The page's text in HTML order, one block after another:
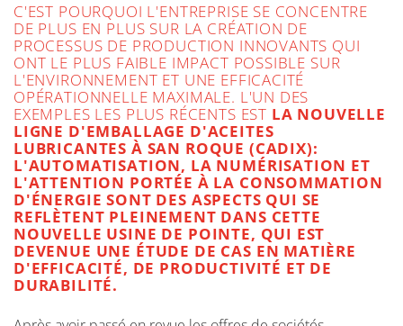
C'EST POURQUOI L'ENTREPRISE SE CONCENTRE
DE PLUS EN PLUS SUR LA CRÉATION DE
PROCESSUS DE PRODUCTION INNOVANTS QUI
ONT LE PLUS FAIBLE IMPACT POSSIBLE SUR
L'ENVIRONNEMENT ET UNE EFFICACITÉ
OPÉRATIONNELLE MAXIMALE. L'UN DES
EXEMPLES LES PLUS RÉCENTS EST LA NOUVELLE
LIGNE D'EMBALLAGE D'ACEITES
LUBRICANTES À SAN ROQUE (CADIX):
L'AUTOMATISATION, LA NUMÉRISATION ET
L'ATTENTION PORTÉE À LA CONSOMMATION
D'ÉNERGIE SONT DES ASPECTS QUI SE
REFLÈTENT PLEINEMENT DANS CETTE
NOUVELLE USINE DE POINTE, QUI EST
DEVENUE UNE ÉTUDE DE CAS EN MATIÈRE
D'EFFICACITÉ, DE PRODUCTIVITÉ ET DE
DURABILITÉ.